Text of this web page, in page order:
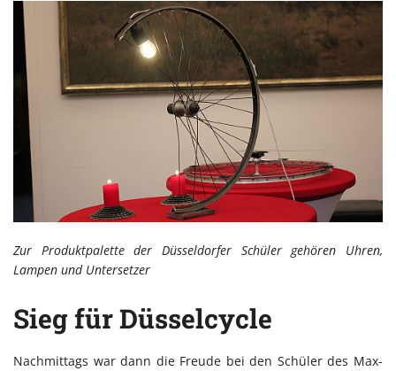
Zur Produktpalette der Düsseldorfer Schüler gehören Uhren,
Lampen und Untersetzer
Sieg für Düsselcycle
Nachmittags war dann die Freude bei den Schüler des Max-